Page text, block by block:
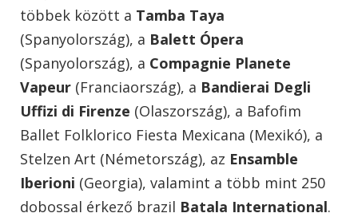
többek között a Tamba Taya
(Spanyolország), a Balett Ópera
(Spanyolország), a Compagnie Planete
Vapeur (Franciaország), a Bandierai Degli
Uffizi di Firenze (Olaszország), a Bafofim
Ballet Folklorico Fiesta Mexicana (Mexikó), a
Stelzen Art (Németország), az Ensamble
Iberioni (Georgia), valamint a több mint 250
dobossal érkező brazil Batala International.